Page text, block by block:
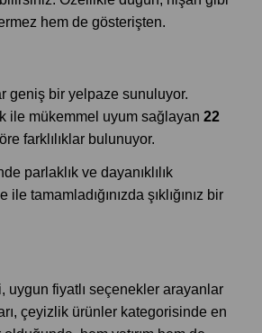
hem de gösterişten.
geniş bir yelpaze sunuluyor.
ile mükemmel uyum sağlayan 22
farklılıklar bulunuyor.
parlaklık ve dayanıklılık
tamamladığınızda şıklığınız bir
uygun fiyatlı seçenekler arayanlar
çeyizlik ürünler kategorisinde en